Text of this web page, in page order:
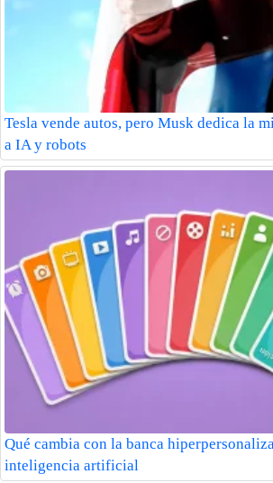
Tesla vende autos, pero Musk dedica la
a IA y robots
Qué cambia con la banca
inteligencia artificial